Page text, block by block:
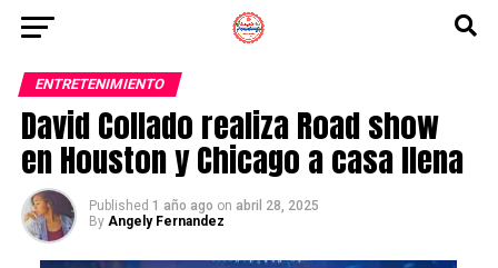
ENTRETENIMIENTO
David Collado realiza Road show
en Houston y Chicago a casa llena
Published 1 año ago on abril 28, 2025
By Angely Fernandez